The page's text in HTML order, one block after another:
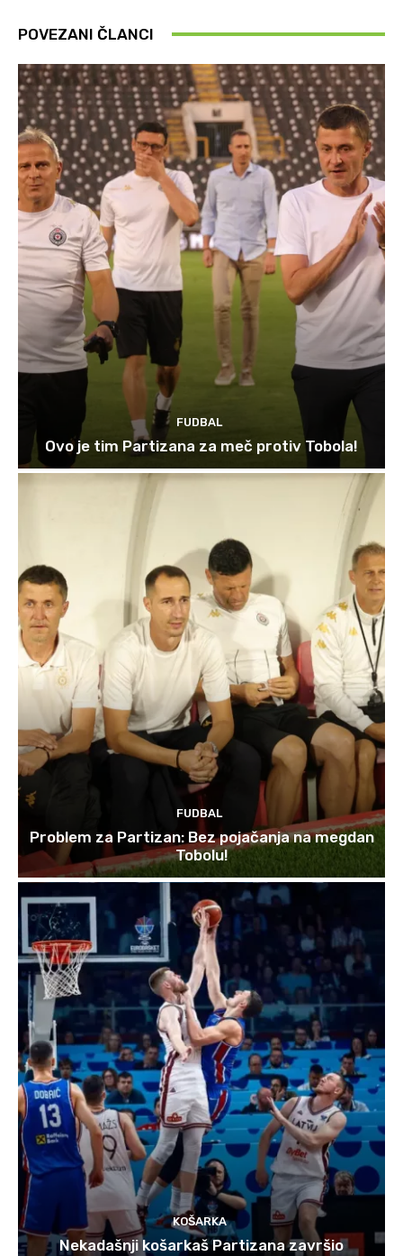
POVEZANI ČLANCI
FUDBAL
Ovo je tim Partizana za meč protiv Tobola!
FUDBAL
Problem za Partizan: Bez pojačanja na megdan
Tobolu!
KOŠARKA
Nekadašnji košarkaš Partizana završio